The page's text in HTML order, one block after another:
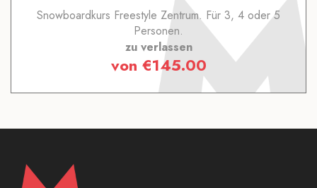
Snowboardkurs Freestyle Zentrum. Für 3, 4 oder 5
Personen.
zu verlassen
von €145.00